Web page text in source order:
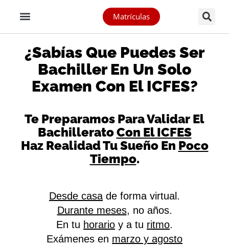
Matrículas
¿Sabías Que Puedes Ser
Bachiller En Un Solo
Examen Con El ICFES?
Te Preparamos Para Validar El
BachilleratoCon El ICFES
Haz Realidad Tu Sueño En Poco
Tiempo.
Desde casa de forma virtual.
Durante meses, no años.
En tu horario y a tu ritmo.
Exámenes en marzo y agosto